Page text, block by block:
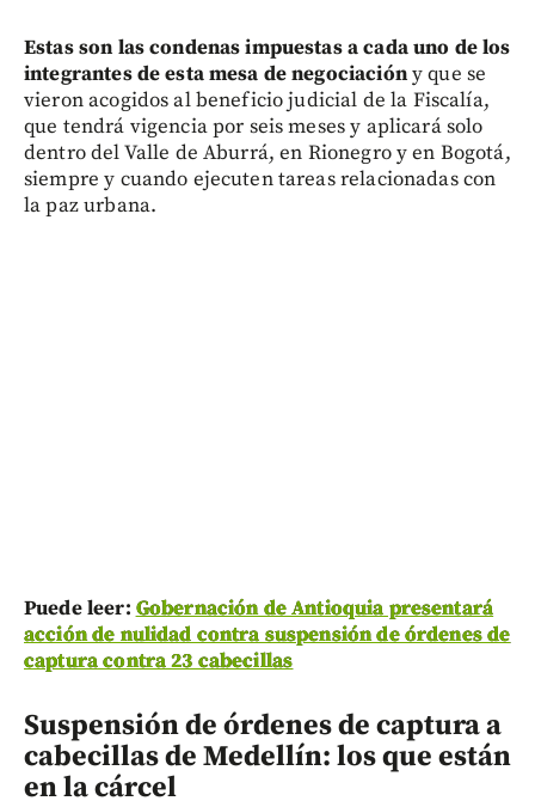
Estas son las condenas impuestas a cada uno de los
integrantes de esta mesa de negociacióny que se
vieron acogidos al beneficio judicial de la Fiscalía,
que tendrá vigencia por seis meses y aplicará solo
dentro del Valle de Aburrá, en Rionegro y en Bogotá,
siempre y cuando ejecuten tareas relacionadas con
la paz urbana.
Puede leer: Gobernación de Antioquia presentará
acción de nulidad contra suspensión de órdenes de
captura contra 23 cabecillas
Suspensión de órdenes de captura a
cabecillas de Medellín: los que están
en la cárcel